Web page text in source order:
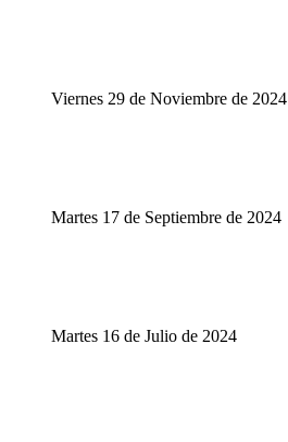
Viernes 29 de Noviembre de 2024
Martes 17 de Septiembre de 2024
Martes 16 de Julio de 2024